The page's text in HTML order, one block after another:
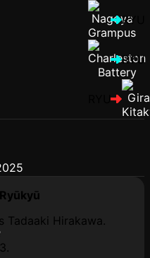
RYU
RYU
RYU
Tadaaki Hirakawa.